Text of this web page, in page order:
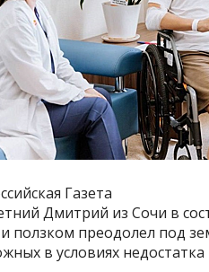
Газета
Дмитрий из Сочи в
ползком преодолел под
в условиях